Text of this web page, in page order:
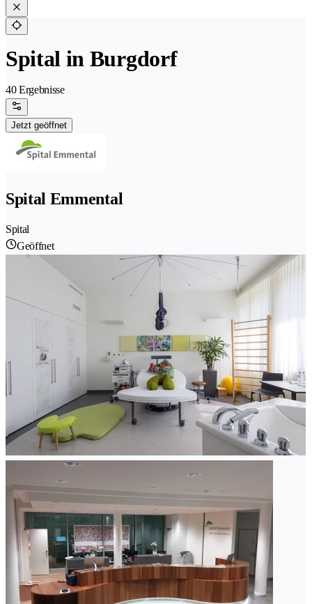
Spital in Burgdorf
40 Ergebnisse
Jetzt geöffnet
Spital Emmental
Spital
Geöffnet